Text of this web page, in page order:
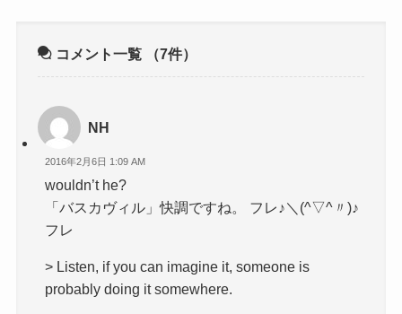
コメント一覧 （7件）
NH
2016年2月6日 1:09 AM
wouldn’t he?
「バスカヴィル」快調ですね。 フレ♪＼(^▽^〃)♪
フレ
> Listen, if you can imagine it, someone is
probably doing it somewhere.